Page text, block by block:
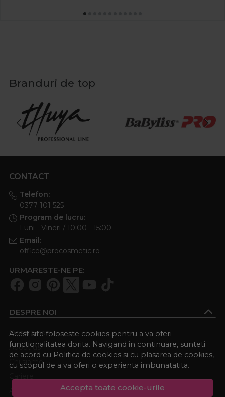
Acest site foloseste cookies pentru a va oferi
functionalitatea dorita. Navigand in continuare, sunteti
de acord cu Politica de cookies si cu plasarea de cookies,
cu scopul de a va oferi o experienta imbunatatita.
Accepta toate cookie-urile
Branduri de top
CONTACT
Telefon:
0377 101 525
Program de lucru:
Luni - Vineri / 10:00 - 15:00
Email:
office@procosmetic.ro
URMARESTE-NE PE:
DESPRE NOI
Despre noi
About us
Chi siamo
Academia Procosmetic